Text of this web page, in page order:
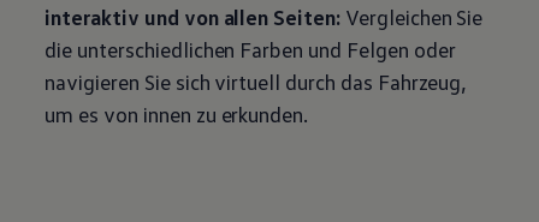
interaktiv und von allen Seiten:Vergleichen Sie
die unterschiedlichen Farben und Felgen oder
navigieren Sie sich virtuell durch das Fahrzeug,
um es von innen zu erkunden.